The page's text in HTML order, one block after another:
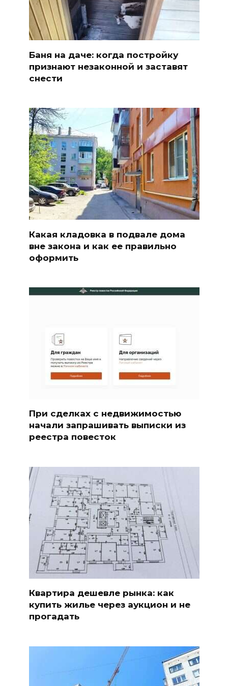
Баня на даче: когда постройку
признают незаконной и заставят
снести
Какая кладовка в подвале дома
вне закона и как ее правильно
оформить
При сделках с недвижимостью
начали запрашивать выписки из
реестра повесток
Квартира дешевле рынка: как
купить жилье через аукцион и не
прогадать